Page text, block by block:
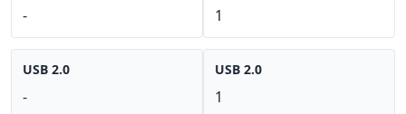
-
USB 2.0
-
1
USB 2.0
1